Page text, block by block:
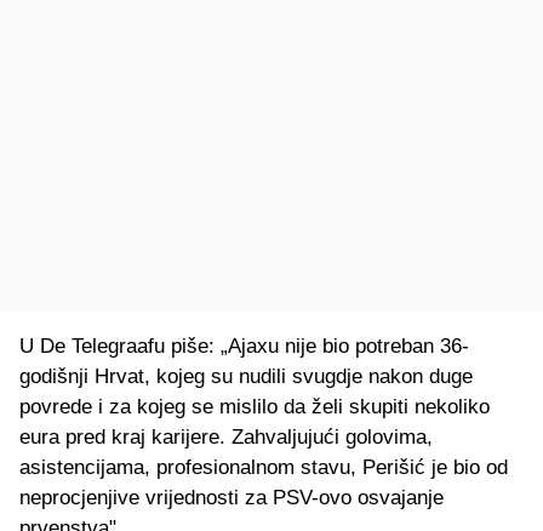
U De Telegraafu piše: „Ajaxu nije bio potreban 36-
godišnji Hrvat, kojeg su nudili svugdje nakon duge
povrede i za kojeg se mislilo da želi skupiti nekoliko
eura pred kraj karijere. Zahvaljujući golovima,
asistencijama, profesionalnom stavu, Perišić je bio od
neprocjenjive vrijednosti za PSV-ovo osvajanje